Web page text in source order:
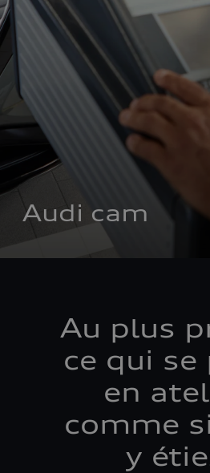
Audi cam
Au plus
ce qui se
en
comme
y